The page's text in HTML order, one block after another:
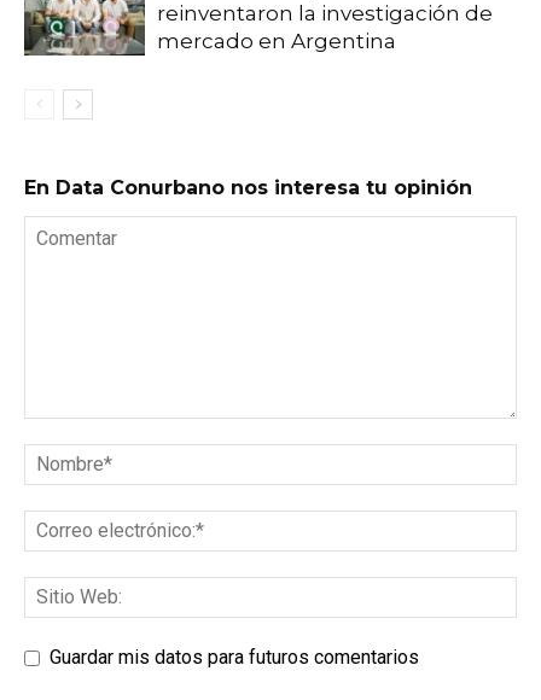
reinventaron la investigación de
mercado en Argentina
En Data Conurbano nos interesa tu opinión
Guardar mis datos para futuros comentarios